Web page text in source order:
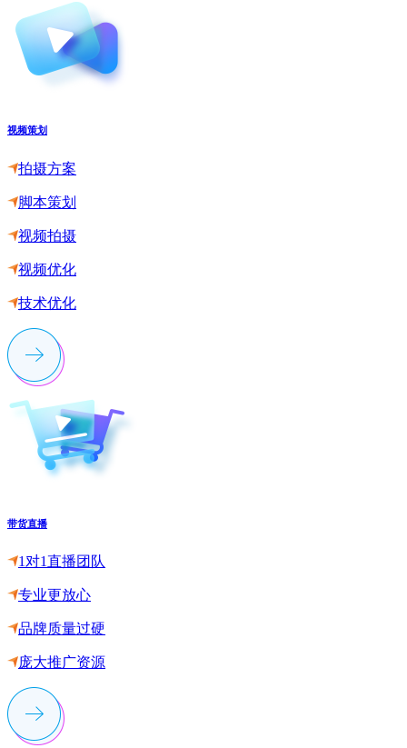
视频策划
拍摄方案
脚本策划
视频拍摄
视频优化
技术优化
带货直播
1对1直播团队
专业更放心
品牌质量过硬
庞大推广资源